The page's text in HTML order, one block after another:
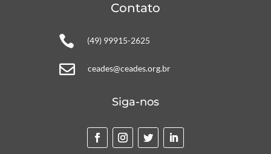
Contato
 (49) 99915-2625
 ceades@ceades.org.br
Siga-nos